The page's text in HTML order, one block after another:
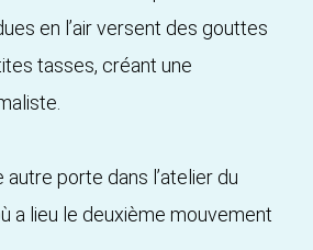
en l’air versent des gouttes
tasses, créant une
autre porte dans l’atelier du
a lieu le deuxième mouvement